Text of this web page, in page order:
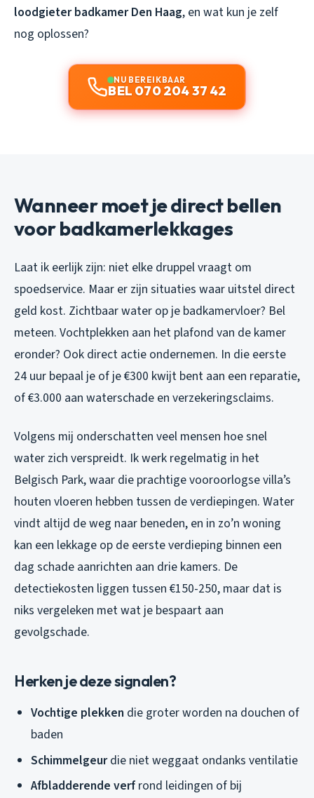
loodgieter badkamer Den Haag, en wat kun je zelf
nog oplossen?
NU BEREIKBAAR
BEL 070 204 37 42
Wanneer moet je direct bellen
voor badkamerlekkages
Laat ik eerlijk zijn: niet elke druppel vraagt om
spoedservice. Maar er zijn situaties waar uitstel direct
geld kost. Zichtbaar water op je badkamervloer? Bel
meteen. Vochtplekken aan het plafond van de kamer
eronder? Ook direct actie ondernemen. In die eerste
24 uur bepaal je of je €300 kwijt bent aan een reparatie,
of €3.000 aan waterschade en verzekeringsclaims.
Volgens mij onderschatten veel mensen hoe snel
water zich verspreidt. Ik werk regelmatig in het
Belgisch Park, waar die prachtige vooroorlogse villa’s
houten vloeren hebben tussen de verdiepingen. Water
vindt altijd de weg naar beneden, en in zo’n woning
kan een lekkage op de eerste verdieping binnen een
dag schade aanrichten aan drie kamers. De
detectiekosten liggen tussen €150-250, maar dat is
niks vergeleken met wat je bespaart aan
gevolgschade.
Herken je deze signalen?
Vochtige plekken die groter worden na douchen of
baden
Schimmelgeurdie niet weggaat ondanks ventilatie
Afbladderende verfrond leidingen of bij